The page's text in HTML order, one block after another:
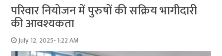
परिवार नियोजन में पुरुषों की सक्रिय भागीदारी
की आवश्यकता
July 12, 2025- 1:22 AM